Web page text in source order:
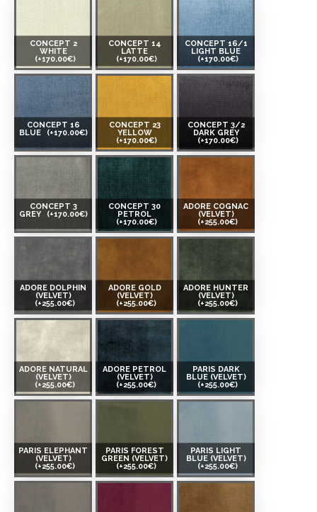
CONCEPT 2
WHITE
(+170.00€)
CONCEPT 14
LATTE
(+170.00€)
CONCEPT 16/1
LIGHT BLUE
(+170.00€)
CONCEPT 16
BLUE
(+170.00€)
CONCEPT 23
YELLOW
(+170.00€)
CONCEPT 3/2
DARK GREY
(+170.00€)
CONCEPT 3
GREY
(+170.00€)
CONCEPT 30
PETROL
(+170.00€)
ADORE COGNAC
(VELVET)
(+255.00€)
ADORE DOLPHIN
(VELVET)
(+255.00€)
ADORE GOLD
(VELVET)
(+255.00€)
ADORE HUNTER
(VELVET)
(+255.00€)
ADORE NATURAL
(VELVET)
(+255.00€)
ADORE PETROL
(VELVET)
(+255.00€)
PARIS DARK
BLUE (VELVET)
(+255.00€)
PARIS ELEPHANT
(VELVET)
(+255.00€)
PARIS FOREST
GREEN (VELVET)
(+255.00€)
PARIS LIGHT
BLUE (VELVET)
(+255.00€)